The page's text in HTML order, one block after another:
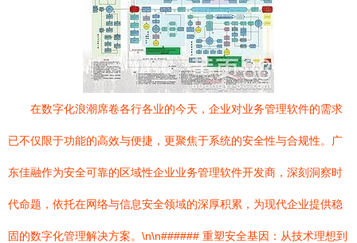
在数字化浪潮席卷各行各业的今天，企业对业务管理软件的需求
已不仅限于功能的高效与便捷，更聚焦于系统的安全性与合规性。广
东佳融作为安全可靠的区域性企业业务管理软件开发商，深刻洞察时
代命题，依托在网络与信息安全领域的深厚积累，为现代企业提供稳
固的数字化管理解决方案。\n\n###### 重塑安全基因：从技术理想到